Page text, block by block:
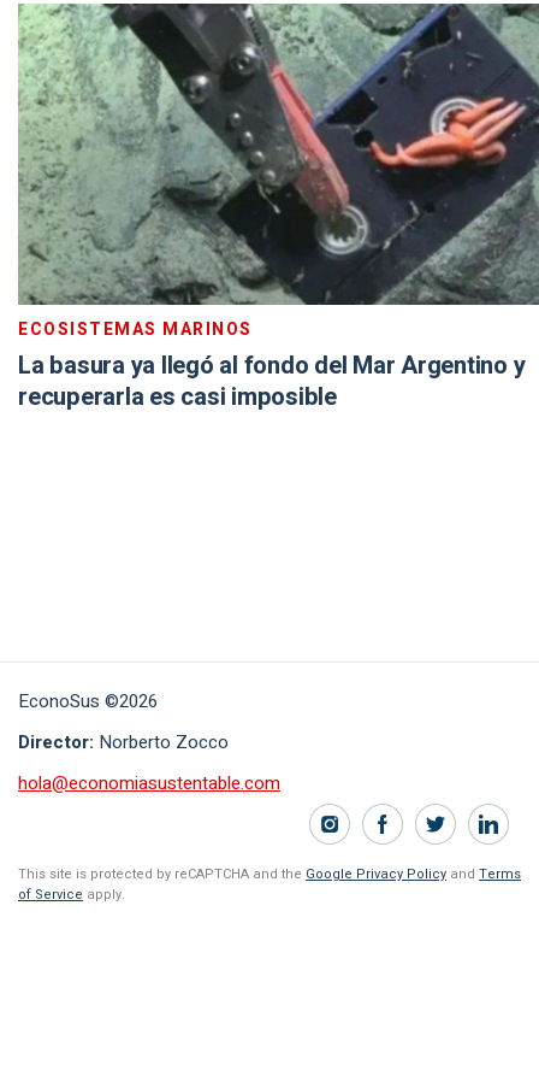
ECOSISTEMAS MARINOS
La basura ya llegó al fondo del Mar Argentino y
recuperarla es casi imposible
EconoSus ©2026
Director: Norberto Zocco
hola@economiasustentable.com
This site is protected by reCAPTCHA and the Google Privacy Policy and Terms
of Service apply.